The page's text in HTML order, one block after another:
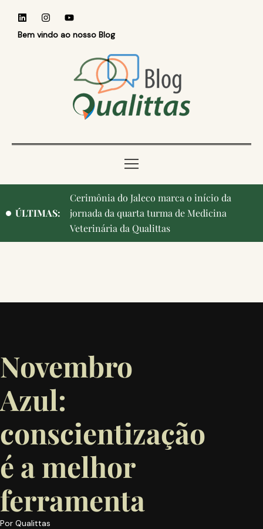
Bem vindo ao nosso Blog
ÚLTIMAS:
Qualittas, Portas Abertas! e aniversário de
Campinas, cidade onde nasceu a instituição,
ganham destaque na imprensa
Novembro
Azul:
conscientização
é a melhor
ferramenta
Por Qualittas